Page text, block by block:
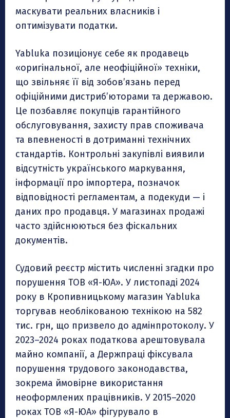
маскувати реальних власників і
оптимізувати податки.
Yabluka позиціонує себе як продавець
«оригінальної, але неофіційної» техніки,
що звільняє її від зобов’язань перед
офіційними дистриб’юторами та державою.
Це позбавляє покупців гарантійного
обслуговування, захисту прав споживача
та впевненості в дотриманні технічних
стандартів. Контрольні закупівлі виявили
відсутність українського маркування,
інформації про імпортера, позначок
відповідності регламентам, а подекуди — і
даних про продавця. У магазинах продажі
часто здійснюються без фіскальних
документів.
Судовий реєстр містить численні згадки про
порушення ТОВ «Я-ЮА». У листопаді 2024
року в Кропивницькому магазин Yabluka
торгував необлікованою технікою на 582
тис. грн, що призвело до адмінпротоколу. У
2023–2024 роках податкова арештовувала
майно компанії, а Держпраці фіксувала
порушення трудового законодавства,
зокрема ймовірне використання
неоформлених працівників. У 2015–2020
роках ТОВ «Я-ЮА» фігурувало в